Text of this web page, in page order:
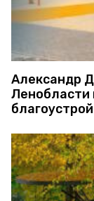
Александр
Ленобласти